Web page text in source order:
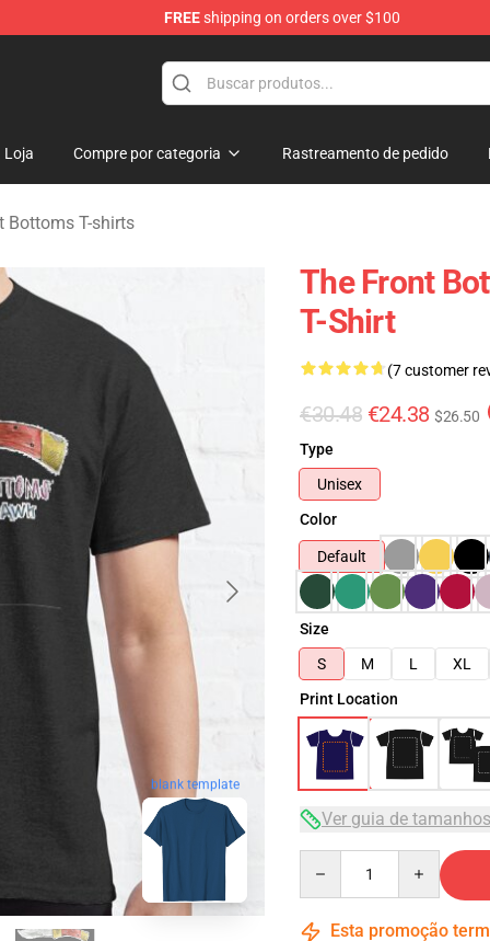
FREEshipping on orders over $100
Loja Compre por categoria Rastreamento de pedido
Bottoms T-shirts
blank template
The Front
T-Shirt
(7 customer
€30.48 €24.38 $26.50
Type
Unisex
Color
Default
Size
S
M L XL
Print Location
Ver guia de tamanhos
Esta promoção